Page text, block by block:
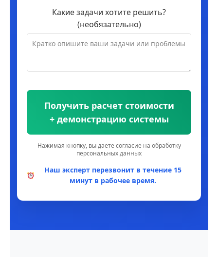
Какие задачи хотите решить?
(необязательно)
Получить расчет стоимости
+ демонстрацию системы
Нажимая кнопку, вы даете согласие на обработку
персональных данных
Наш эксперт перезвонит в течение 15
минут в рабочее время.